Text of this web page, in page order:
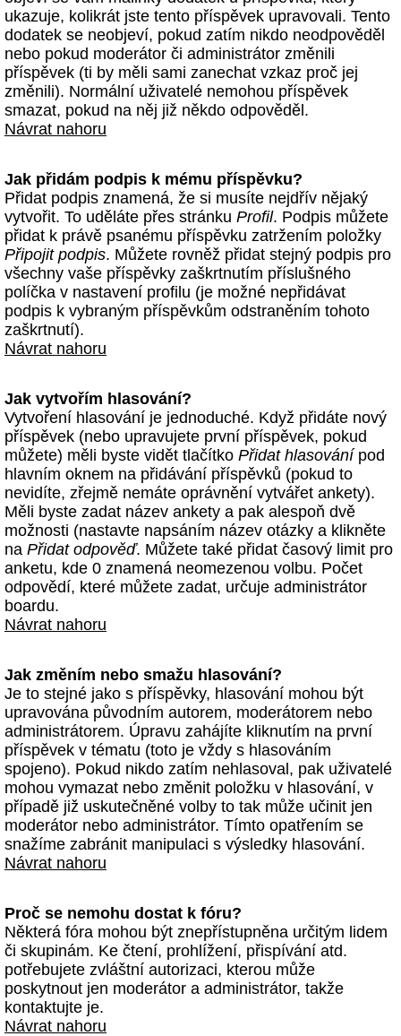
ukazuje, kolikrát jste tento příspěvek upravovali. Tento
dodatek se neobjeví, pokud zatím nikdo neodpověděl
nebo pokud moderátor či administrátor změnili
příspěvek (ti by měli sami zanechat vzkaz proč jej
změnili). Normální uživatelé nemohou příspěvek
smazat, pokud na něj již někdo odpověděl.
Návrat nahoru
Jak přidám podpis k mému příspěvku?
Přidat podpis znamená, že si musíte nejdřív nějaký
vytvořit. To uděláte přes stránku Profil. Podpis můžete
přidat k právě psanému příspěvku zatržením položky
Připojit podpis. Můžete rovněž přidat stejný podpis pro
všechny vaše příspěvky zaškrtnutím příslušného
políčka v nastavení profilu (je možné nepřidávat
podpis k vybraným příspěvkům odstraněním tohoto
zaškrtnutí).
Návrat nahoru
Jak vytvořím hlasování?
Vytvoření hlasování je jednoduché. Když přidáte nový
příspěvek (nebo upravujete první příspěvek, pokud
můžete) měli byste vidět tlačítko Přidat hlasovánípod
hlavním oknem na přidávání příspěvků (pokud to
nevidíte, zřejmě nemáte oprávnění vytvářet ankety).
Měli byste zadat název ankety a pak alespoň dvě
možnosti (nastavte napsáním název otázky a klikněte
na Přidat odpověď. Můžete také přidat časový limit pro
anketu, kde 0 znamená neomezenou volbu. Počet
odpovědí, které můžete zadat, určuje administrátor
boardu.
Návrat nahoru
Jak změním nebo smažu hlasování?
Je to stejné jako s příspěvky, hlasování mohou být
upravována původním autorem, moderátorem nebo
administrátorem. Úpravu zahájíte kliknutím na první
příspěvek v tématu (toto je vždy s hlasováním
spojeno). Pokud nikdo zatím nehlasoval, pak uživatelé
mohou vymazat nebo změnit položku v hlasování, v
případě již uskutečněné volby to tak může učinit jen
moderátor nebo administrátor. Tímto opatřením se
snažíme zabránit manipulaci s výsledky hlasování.
Návrat nahoru
Proč se nemohu dostat k fóru?
Některá fóra mohou být znepřístupněna určitým lidem
či skupinám. Ke čtení, prohlížení, přispívání atd.
potřebujete zvláštní autorizaci, kterou může
poskytnout jen moderátor a administrátor, takže
kontaktujte je.
Návrat nahoru